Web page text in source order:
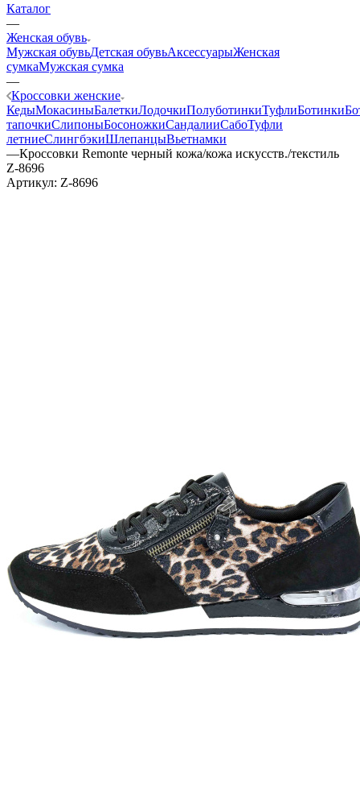
Каталог
—
Женская обувь
Мужская обувьДетская обувьАксессуарыЖенская
сумкаМужская сумка
—
Кроссовки женские
КедыМокасиныБалеткиЛодочкиПолуботинкиТуфлиБотинки
тапочкиСлипоныБосоножкиСандалииСабоТуфли
летниеСлингбэкиШлепанцыВьетнамки
—Кроссовки Remonte черный кожа/кожа искусств./текстиль
Z-8696
Артикул: Z-8696